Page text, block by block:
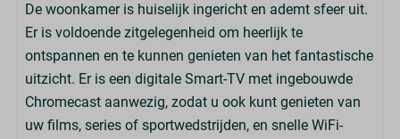
De woonkamer is huiselijk ingericht en ademt sfeer uit.
Er is voldoende zitgelegenheid om heerlijk te
ontspannen en te kunnen genieten van het fantastische
uitzicht. Er is een digitale Smart-TV met ingebouwde
Chromecast aanwezig, zodat u ook kunt genieten van
uw films, series of sportwedstrijden, en snelle WiFi-